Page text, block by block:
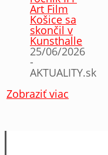
Art Film
Košice sa
skončil v
Kunsthalle
25/06/2026
-
AKTUALITY.sk
Zobraziť viac